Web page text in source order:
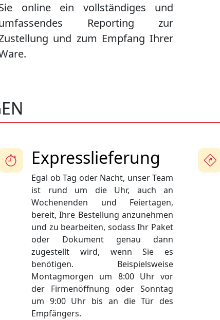
online ein vollständiges und
Reporting zur
und zum Empfang Ihrer
Expresslieferung
Egal ob Tag oder Nacht, unser Team
ist rund um die Uhr, auch an
Wochenenden und Feiertagen,
bereit, Ihre Bestellung anzunehmen
und zu bearbeiten, sodass Ihr Paket
oder Dokument genau dann
zugestellt wird, wenn Sie es
benötigen. Beispielsweise
Montagmorgen um 8:00 Uhr vor
der Firmenöffnung oder Sonntag
um 9:00 Uhr bis an die Tür des
Empfängers.